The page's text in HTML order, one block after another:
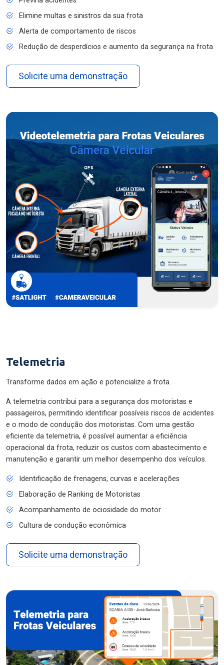
Elimine multas e sinistros da sua frota
Alerta de comportamento de riscos
Redução de desperdícios e aumento da segurança na frota
Solicite uma demonstração
Telemetria
Transforme dados em ação e potencialize a frota.
A telemetria contribui para a segurança dos motoristas e
passageiros, permitindo identificar possíveis riscos de acidentes
e o modo de condução dos motoristas. Com uma gestão
eficiente da telemetria, é possível aumentar a eficiência
operacional da frota, reduzir os custos com abastecimento e
manutenção e garantir um melhor desempenho dos veículos.
Identificação de frenagens, curvas e acelerações
Elaboração de Ranking de Motoristas
Acompanhamento de ociosidade do motor
Cultura de condução econômica
Solicite uma demonstração